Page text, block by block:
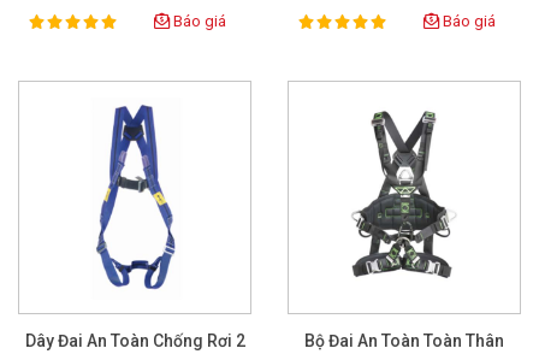
COVB-206141
Rating:
100% Báo giá
Sắt) COVB-1601042
Rating:
100% Báo giá
Dây Đai An Toàn Chống Rơi 2
Bộ Đai An Toàn Toàn Thân